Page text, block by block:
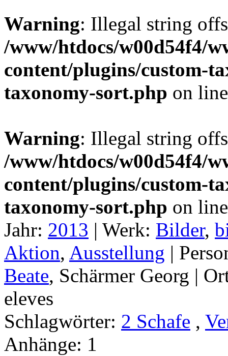
Warning: Illegal string
/www/htdocs/w00d54f4/
content/plugins/custom-
taxonomy-sort.php on
Warning: Illegal string
/www/htdocs/w00d54f4/
content/plugins/custom-
taxonomy-sort.php on
Jahr: 2013 | Werk: Bilder,
Aktion, Ausstellung |
Beate, Schärmer Georg |
eleves
Schlagwörter: 2 Schafe ,
Anhänge: 1